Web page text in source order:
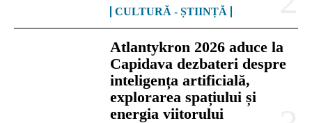
CULTURĂ - ȘTIINȚĂ
Atlantykron 2026 aduce la
Capidava dezbateri despre
inteligența artificială,
explorarea spațiului și
energia viitorului